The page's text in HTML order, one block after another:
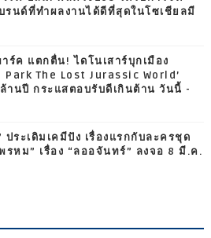
รนด์ที่ทำผลงานได้ดีที่สุดในโซเชียลมี
ร์ค แตกตื่น! ไดโนเสาร์บุกเมือง
Park The Lost Jurassic World’
านปี กระแสตอบรับดีเกินต้าน วันนี้ -
ประเดิมเคมีปัง เรื่องแรกกับละครชุด
พรหม” เรื่อง “ลออจันทร์” ลงจอ 8 มี.ค.